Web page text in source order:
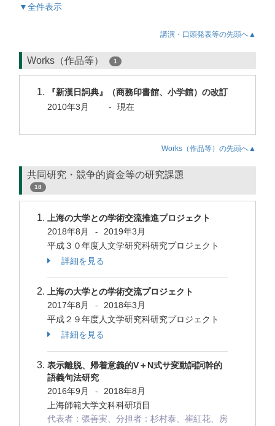
▼全件表示
講演・口頭発表等の先頭へ▲
Works（作品等） 1
『新漢日詞典』（商務印書館、小学館）の改訂
2010年3月
- 現在
Works（作品等）の先頭へ▲
共同研究・競争的資金等の研究課題
18
上海の大学との学術交流推進プロジェクト
2018年8月
-
2019年3月
平成３０年度人文学研究科研究プロジェクト
詳細を見る
上海の大学との学術交流プロジェクト
2017年8月
-
2018年3月
平成２９年度人文学研究科研究プロジェクト
詳細を見る
表示離脱、帰着意義的V＋N式サ変動詞詞幹的
語義句法研究
2016年9月
-
2018年8月
上海師範大学文科科研項目
代表者：張善実、分担者：杉村泰、崔紅花、房